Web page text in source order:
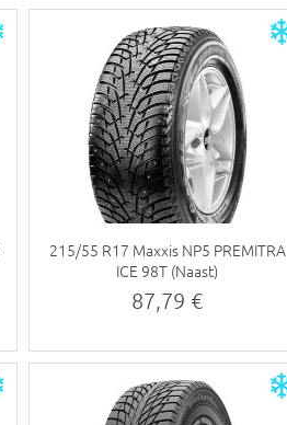
215/55 R17 Maxxis NP5 PREMITRA
ICE 98T (Naast)
87,79 €